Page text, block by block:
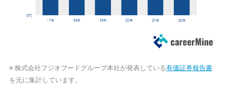
※ 株式会社フジオフードグループ本社が発表している有価証券報告書
を元に集計しています。